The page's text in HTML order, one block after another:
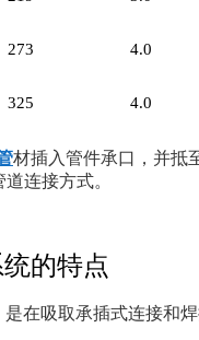
273 4.0
325 4.0
材插入管件承口，并抵
道连接方式。
的特点
是在吸取承插式连接